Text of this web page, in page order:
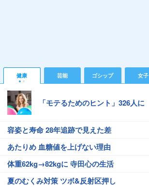
健康 芸能 ゴシップ 女子
「モテるためのヒント」326人に
容姿と寿命 28年追跡で見えた差
あたりめ 血糖値を上げない理由
体重62kg→82kgに 寺田心の生活
夏のむくみ対策 ツボ&反射区押し